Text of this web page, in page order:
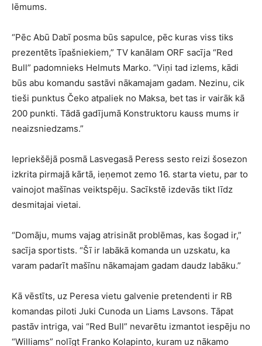
lēmums.
“Pēc Abū Dabī posma būs sapulce, pēc kuras viss tiks
prezentēts īpašniekiem,” TV kanālam ORF sacīja “Red
Bull” padomnieks Helmuts Marko. “Viņi tad izlems, kādi
būs abu komandu sastāvi nākamajam gadam. Nezinu, cik
tieši punktus Čeko atpaliek no Maksa, bet tas ir vairāk kā
200 punkti. Tādā gadījumā Konstruktoru kauss mums ir
neaizsniedzams.”
Iepriekšējā posmā Lasvegasā Peress sesto reizi šosezon
izkrita pirmajā kārtā, ieņemot zemo 16. starta vietu, par to
vainojot mašīnas veiktspēju. Sacīkstē izdevās tikt līdz
desmitajai vietai.
“Domāju, mums vajag atrisināt problēmas, kas šogad ir,”
sacīja sportists. “Šī ir labākā komanda un uzskatu, ka
varam padarīt mašīnu nākamajam gadam daudz labāku.”
Kā vēstīts, uz Peresa vietu galvenie pretendenti ir RB
komandas piloti Juki Cunoda un Liams Lavsons. Tāpat
pastāv intriga, vai “Red Bull” nevarētu izmantot iespēju no
“Williams” nolīgt Franko Kolapinto, kuram uz nākamo